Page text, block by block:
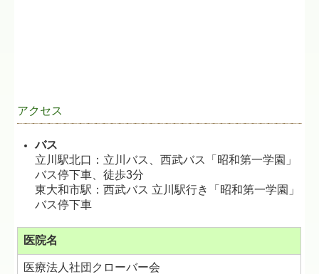
アクセス
バス
立川駅北口：立川バス、西武バス「昭和第一学園」
バス停下車、徒歩3分
東大和市駅：西武バス 立川駅行き「昭和第一学園」
バス停下車
医院名
医療法人社団クローバー会